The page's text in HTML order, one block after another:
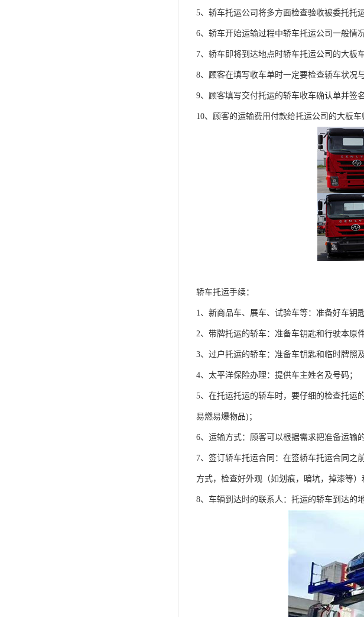
5、轿车托运公司将多方面检查验收被委托托
6、轿车开始运输过程中轿车托运公司一般情
7、轿车即将到达地点时轿车托运公司的大板
8、顾客在填写收车单时一定要检查轿车状况
9、顾客填写交付托运的轿车收车确认单并签名
10、顾客的运输费用付款给托运公司的大板
轿车托运手续：
1、新商品车、展车、试验车等：准备好车钥
2、带牌托运的轿车：准备车钥匙和行驶本原
3、过户托运的轿车：准备车钥匙和临时牌照
4、太平洋保险办理：提供车主姓名及号码；
5、在托运托运的轿车时，要仔细的检查托运
易燃易爆物品)；
6、运输方式：顾客可以根据需求把准备运输
7、签订轿车托运合同：在签轿车托运合同之
方式，检查好外观（如划痕，暗坑，掉漆等）
8、车辆到达时的联系人：托运的轿车到达的